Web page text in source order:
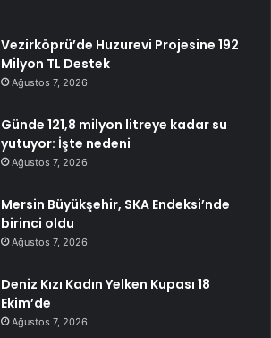
Vezirköprü’de Huzurevi Projesine 192
Milyon TL Destek
Ağustos 7, 2026
Günde 121,8 milyon litreye kadar su
yutuyor: İşte nedeni
Ağustos 7, 2026
Mersin Büyükşehir, SKA Endeksi’nde
birinci oldu
Ağustos 7, 2026
Deniz Kızı Kadın Yelken Kupası 18
Ekim’de
Ağustos 7, 2026